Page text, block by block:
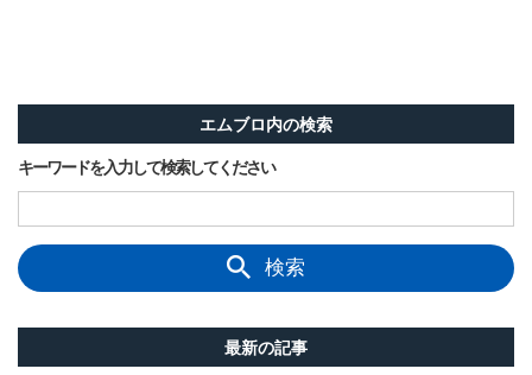
エムブロ内の検索
キーワードを入力して検索してください
検索
最新の記事